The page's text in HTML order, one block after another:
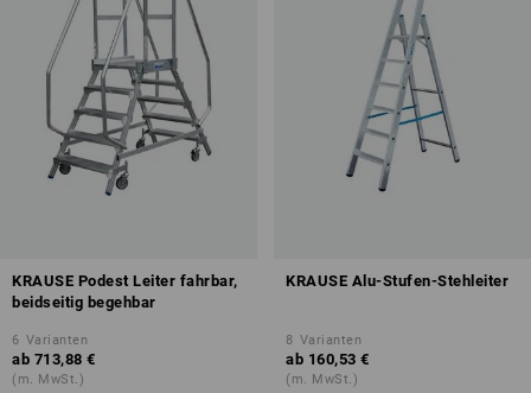
KRAUSE Podest Leiter fahrbar,
beidseitig begehbar
6 Varianten
ab 713,88 €
(m. MwSt.)
KRAUSE Alu-Stufen-Stehleiter
8 Varianten
ab 160,53 €
(m. MwSt.)